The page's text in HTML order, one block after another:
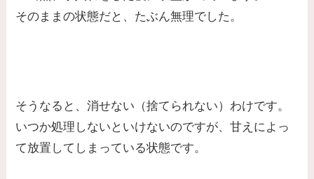
そのままの状態だと、たぶん無理でした。
そうなると、消せない（捨てられない）わけです。
いつか処理しないといけないのですが、甘えによっ
て放置してしまっている状態です。